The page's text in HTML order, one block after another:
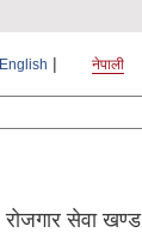
English नेपाली
रोजगार सेवा खण्ड